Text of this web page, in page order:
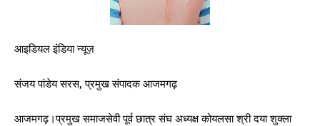
आइडियल इंडिया न्यूज़
संजय पांडेय सरस, प्रमुख संपादक आजमगढ़
आजमगढ़।प्रमुख समाजसेवी पूर्व छात्र संघ अध्यक्ष कोयलसा श्री दया शुक्ला